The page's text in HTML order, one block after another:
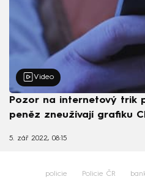
Video
Pozor na internetový trik
peněz zneužívají grafiku
5. zář 2022, 08:15
policie Policie ČR